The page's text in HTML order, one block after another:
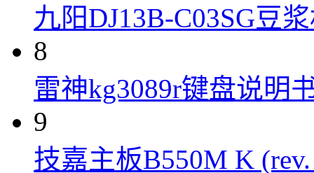
九阳DJ13B-C03SG豆
8
雷神kg3089r键盘说明
9
技嘉主板B550M K